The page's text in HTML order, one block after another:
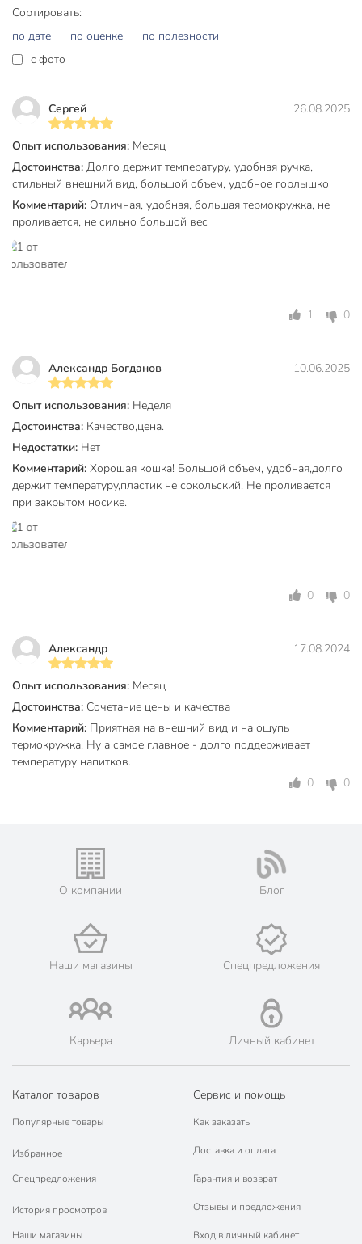
внимание на эту модель. Закажите термокружку сейчас —
получите надежного спутника для напитков на выгодных
условиях!
Для каких напитков подходит термокружка 0.9 л из
нержавеющей стали?
воды, холодных и горячих. Широкая горловина облегчает
Можно ли использовать термокружку в машине и на
даче?
Да, благодаря объему 0.9 л, ручке и крышке с отверстием
Термокружка сохраняет тепло и холод до 4 часов за счет
двойных стенок из нержавеющей стали и пластика.
Вы можете приобрести «Термокружка нержавеющая сталь,
0.9 л, черная, B070049» и другие товары в нашем
интернет-магазине в Шахтах по низким ценам и с
бесплатным самовывозом.
Техническая информация
Сохраняет тепло до, часов
Тип
термокружка
Тип горловины
Для детей
Материал корпуса
пластик
нержавеющая
для напитков
Направленность
для города
для похода
в автомобиль
с отверстием для
Артикул производителя
B070049
Сортировать:
по дате
по оценке
по полезности
c фото
Сергей 26.08.2025
Опыт использования: Месяц
Достоинства: Долго держит температуру, удобная ручка,
стильный внешний вид, большой объем, удобное горлышко
Комментарий: Отличная, удобная, большая термокружка, не
проливается, не сильно большой вес
1 0
Александр Богданов 10.06.2025
Опыт использования: Неделя
Достоинства: Качество,цена.
Недостатки: Нет
Комментарий: Хорошая кошка! Большой объем, удобная,долго
держит температуру,пластик не сокольский. Не проливается
при закрытом носике.
0 0
Александр 17.08.2024
Опыт использования: Месяц
Достоинства: Сочетание цены и качества
Комментарий: Приятная на внешний вид и на ощупь
термокружка. Ну а самое главное - долго поддерживает
температуру напитков.
0
0
О компании Блог
Наши магазины Спецпредложения
Карьера Личный кабинет
Каталог товаров
Популярные товары
Избранное
Спецпредложения
История просмотров
Наши магазины
Сервис и помощь
Как заказать
Доставка и оплата
Гарантия и возврат
Отзывы и предложения
Вход в личный кабинет